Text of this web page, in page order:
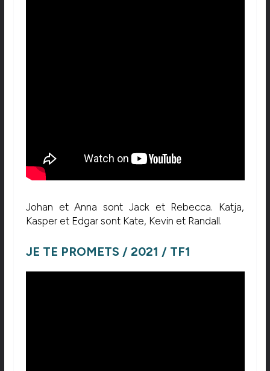
Johan et Anna sont Jack et Rebecca. Katja,
Kasper et Edgar sont Kate, Kevin et Randall.
JE TE PROMETS / 2021 / TF1